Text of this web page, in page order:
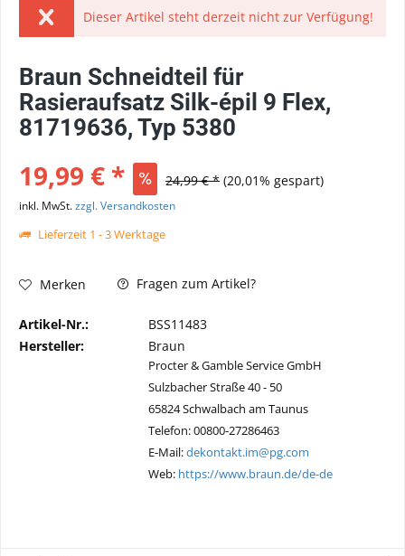
Dieser Artikel steht derzeit nicht zur Verfügung!
Braun Schneidteil für
Rasieraufsatz Silk-épil 9 Flex,
81719636, Typ 5380
19,99 € * 24,99 € * (20,01% gespart)
inkl. MwSt.zzgl. Versandkosten
Lieferzeit 1 - 3 Werktage
Merken Fragen zum Artikel?
Artikel-Nr.:
BSS11483
Hersteller:
Braun
Procter & Gamble Service GmbH
Sulzbacher Straße 40 - 50
65824 Schwalbach am Taunus
Telefon: 00800-27286463
E-Mail:dekontakt.im@pg.com
Web: https://www.braun.de/de-de